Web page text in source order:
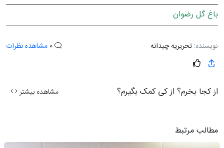
باغ گل رضوان
نویسنده: تحریریه چیدانه مشاهده نظرات
از کجا بخرم؟ از کی کمک بگیرم؟ مشاهده بیشتر
مطالب مرتبط